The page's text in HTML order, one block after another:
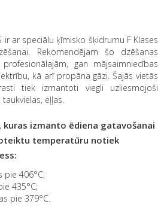
ir ar speciālu ķīmisko šķidrumu F Klases
Rekomendējam šo dzēšanas
gan mājsaimniecības
kā arī propāna gāzi. Šajās vietās
tiek izmantoti viegli uzliesmojoši
eļļas.
kuras izmanto ēdiena gatavošanai
temperatūru notiek
pie 406°C;
435°C;
pie 379°C.